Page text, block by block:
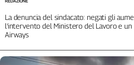
La denuncia del sindacato: negati gli
l'intervento del Ministero del Lavoro e
Airways